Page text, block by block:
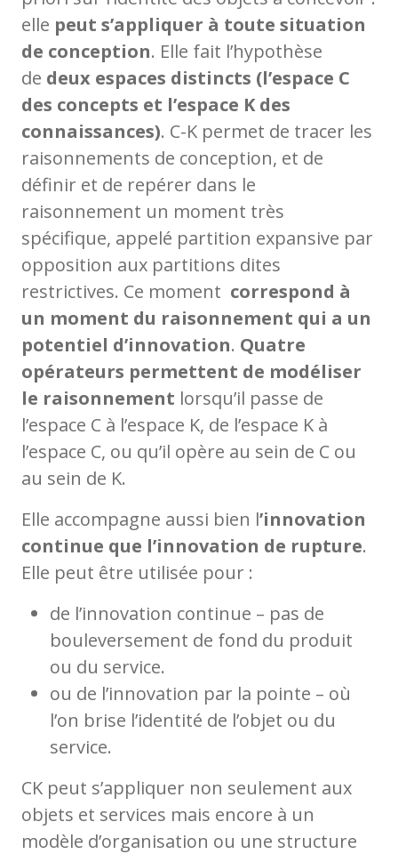
elle peut s’appliquer à toute situation
de conception. Elle fait l’hypothèse
de deux espaces distincts (l’espace C
des concepts et l’espace K des
connaissances). C-K permet de tracer les
raisonnements de conception, et de
définir et de repérer dans le
raisonnement un moment très
spécifique, appelé partition expansive par
opposition aux partitions dites
restrictives. Ce moment correspond à
un moment du raisonnement qui a un
potentiel d’innovation. Quatre
opérateurs permettent de modéliser
le raisonnement lorsqu’il passe de
l’espace C à l’espace K, de l’espace K à
l’espace C, ou qu’il opère au sein de C ou
au sein de K.
Elle accompagne aussi bien l’innovation
continue que l’innovation de rupture.
Elle peut être utilisée pour :
de l’innovation continue – pas de
bouleversement de fond du produit
ou du service.
ou de l’innovation par la pointe – où
l’on brise l’identité de l’objet ou du
service.
CK peut s’appliquer non seulement aux
objets et services mais encore à un
modèle d’organisation ou une structure